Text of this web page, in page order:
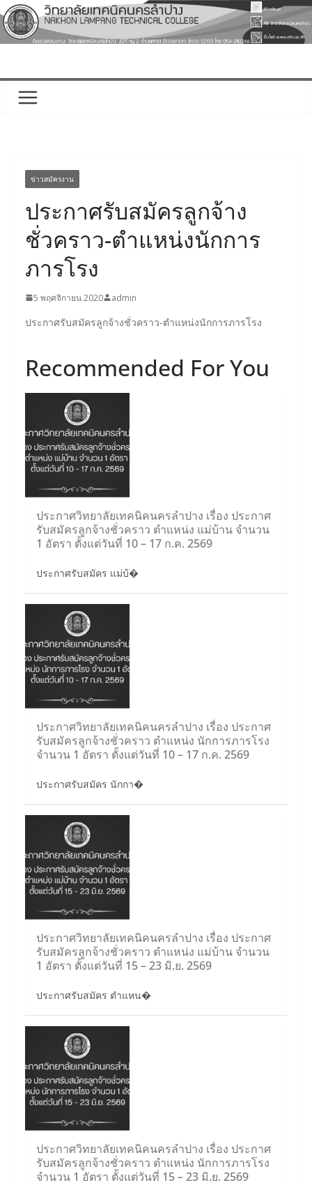
Skip
to
content
ข่าวสมัครงาน
ประกาศรับสมัครลูกจ้าง
ชั่วคราว-ตำแหน่งนักการ
ภารโรง
5 พฤศจิกายน 2020 admin
ประกาศรับสมัครลูกจ้างชั่วคราว-ตำแหน่งนักการภารโรง
Recommended For You
ประกาศวิทยาลัยเทคนิคนครลำปาง เรื่อง ประกาศ
รับสมัครลูกจ้างชั่วคราว ตำแหน่ง แม่บ้าน จำนวน
1 อัตรา ตั้งแต่วันที่ 10 – 17 ก.ค. 2569
ประกาศรับสมัคร แม่บ้�
ประกาศวิทยาลัยเทคนิคนครลำปาง เรื่อง ประกาศ
รับสมัครลูกจ้างชั่วคราว ตำแหน่ง นักการภารโรง
จำนวน 1 อัตรา ตั้งแต่วันที่ 10 – 17 ก.ค. 2569
ประกาศรับสมัคร นักกา�
ประกาศวิทยาลัยเทคนิคนครลำปาง เรื่อง ประกาศ
รับสมัครลูกจ้างชั่วคราว ตำแหน่ง แม่บ้าน จำนวน
1 อัตรา ตั้งแต่วันที่ 15 – 23 มิ.ย. 2569
ประกาศรับสมัคร ตำแหน�
ประกาศวิทยาลัยเทคนิคนครลำปาง เรื่อง ประกาศ
รับสมัครลูกจ้างชั่วคราว ตำแหน่ง นักการภารโรง
จำนวน 1 อัตรา ตั้งแต่วันที่ 15 – 23 มิ.ย. 2569